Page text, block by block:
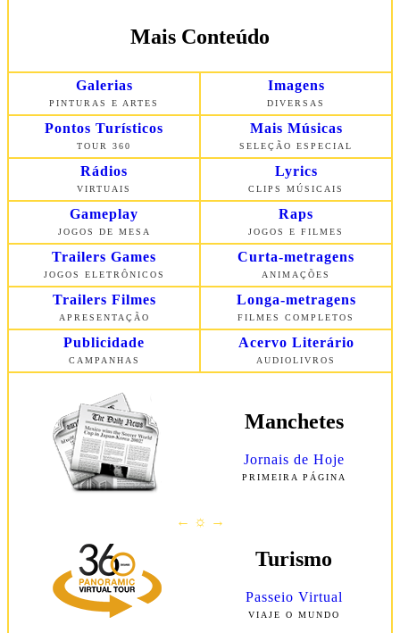
Mais Conteúdo
Galerias
PINTURAS E ARTES
Imagens
DIVERSAS
Pontos Turísticos
TOUR 360
Mais Músicas
SELEÇÃO ESPECIAL
Rádios
VIRTUAIS
Lyrics
CLIPS MÚSICAIS
Gameplay
JOGOS DE MESA
Raps
JOGOS E FILMES
Trailers Games
JOGOS ELETRÔNICOS
Curta-metragens
ANIMAÇÕES
Trailers Filmes
APRESENTAÇÃO
Longa-metragens
FILMES COMPLETOS
Publicidade
CAMPANHAS
Acervo Literário
AUDIOLIVROS
Manchetes
Jornais de Hoje
PRIMEIRA PÁGINA
← ☼ →
Turismo
Passeio Virtual
VIAJE O MUNDO